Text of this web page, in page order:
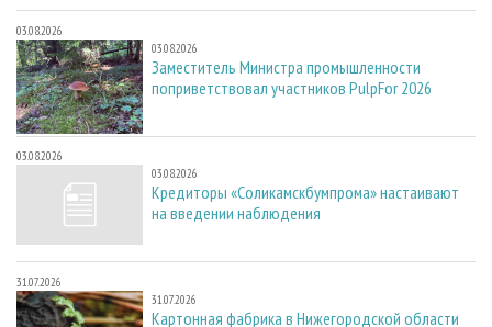
03.08.2026
03.08.2026
Заместитель Министра промышленности
поприветствовал участников PulpFor 2026
03.08.2026
03.08.2026
Кредиторы «Соликамскбумпрома» настаивают
на введении наблюдения
31.07.2026
31.07.2026
Картонная фабрика в Нижегородской области